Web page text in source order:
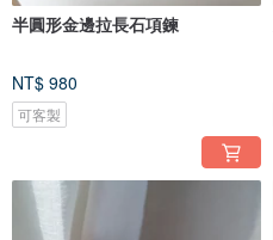
半圓形金邊拉長石項鍊
NT$ 980
可客製